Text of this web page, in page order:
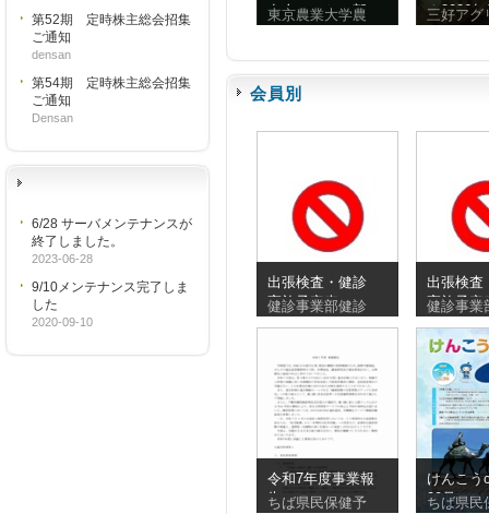
第52期 定時株主総会招集
ご通知
densan
第54期 定時株主総会招集
ご通知
Densan
6/28 サーバメンテナンスが
終了しました。
2023-06-28
9/10メンテナンス完了しま
した
2020-09-10
友会ホッケー部
100年史
東京農業大学農
ク2026
ビ
三好アグ
会員別
出張検査・健診
実施予定表
_20260810_20260830
健診事業部健診
出張検査
実施予定
健診事業
令和7年度事業報
告
ちば県民保健予
けんこ
90号
ちば県民